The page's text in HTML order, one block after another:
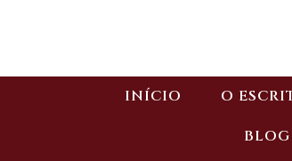
INÍCIO O
BLOG